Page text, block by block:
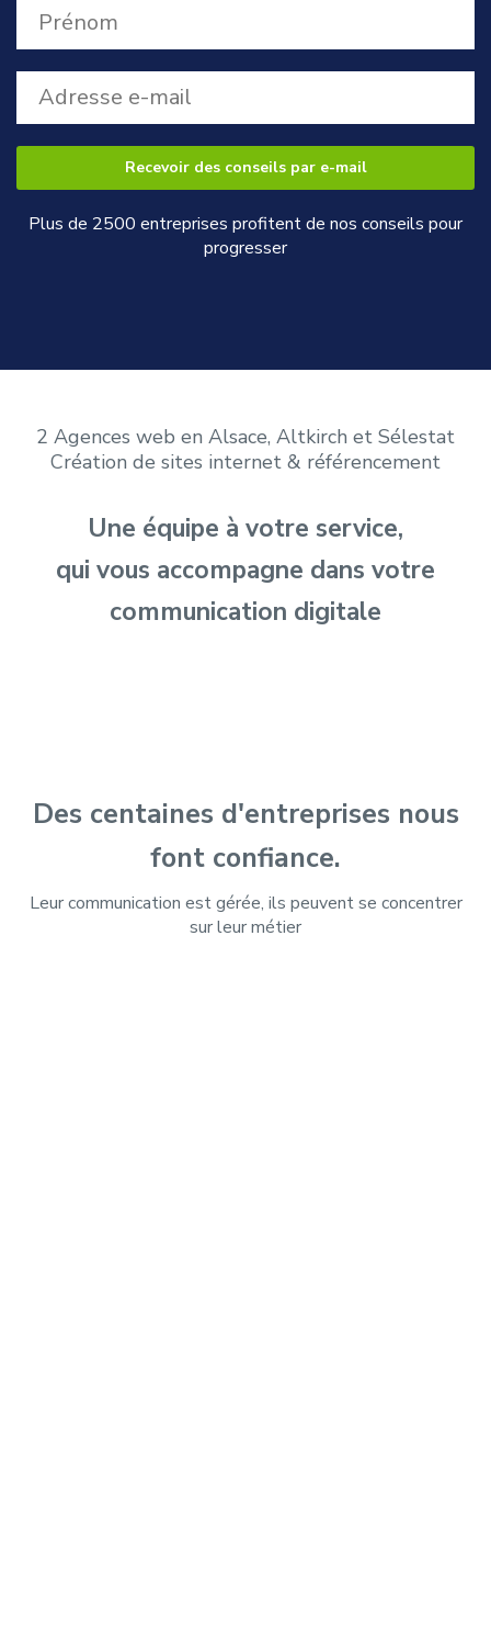
Plus de 2500 entreprises profitent de nos conseils pour
progresser
2 Agences web en Alsace, Altkirch et Sélestat
Création de sites internet & référencement
Une équipe à votre service,
qui vous accompagne dans votre
communication digitale
Des centaines d'entreprises nous
font confiance.
Leur communication est gérée, ils peuvent se concentrer
sur leur métier